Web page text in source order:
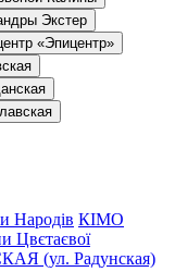
Экстер
«Эпицентр»
Народів КІМО
Цвєтаєвої
(ул. Радунская)